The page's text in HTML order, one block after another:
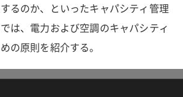
るのか、といったキャパシティ管理
は、電力および空調のキャパシティ
の原則を紹介する。